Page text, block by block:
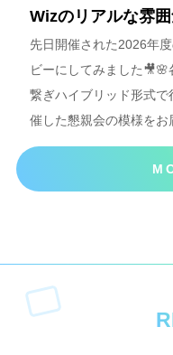
Wizのリアルな雰
先日開催された2026年
ビーにしてみました
繋ぎハイブリッド形式
催した懇親会の模様をお
ださいね＾＾